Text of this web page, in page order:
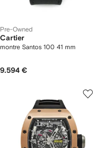
Pre-Owned
Cartier
montre Santos 100 41 mm
9.594 €